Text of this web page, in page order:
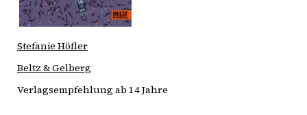
Stefanie Höfler
Beltz & Gelberg
Verlagsempfehlung ab 14 Jahre